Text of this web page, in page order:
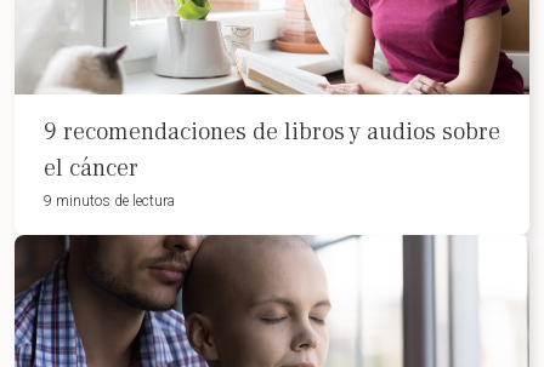
9 recomendaciones de libros y audios sobre
el cáncer
9 minutos de lectura